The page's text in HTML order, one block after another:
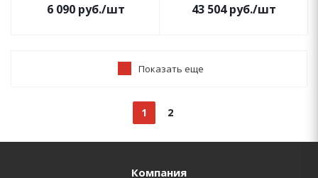
6 090руб./шт 43 504руб./шт
Показать еще
1 2
Компания